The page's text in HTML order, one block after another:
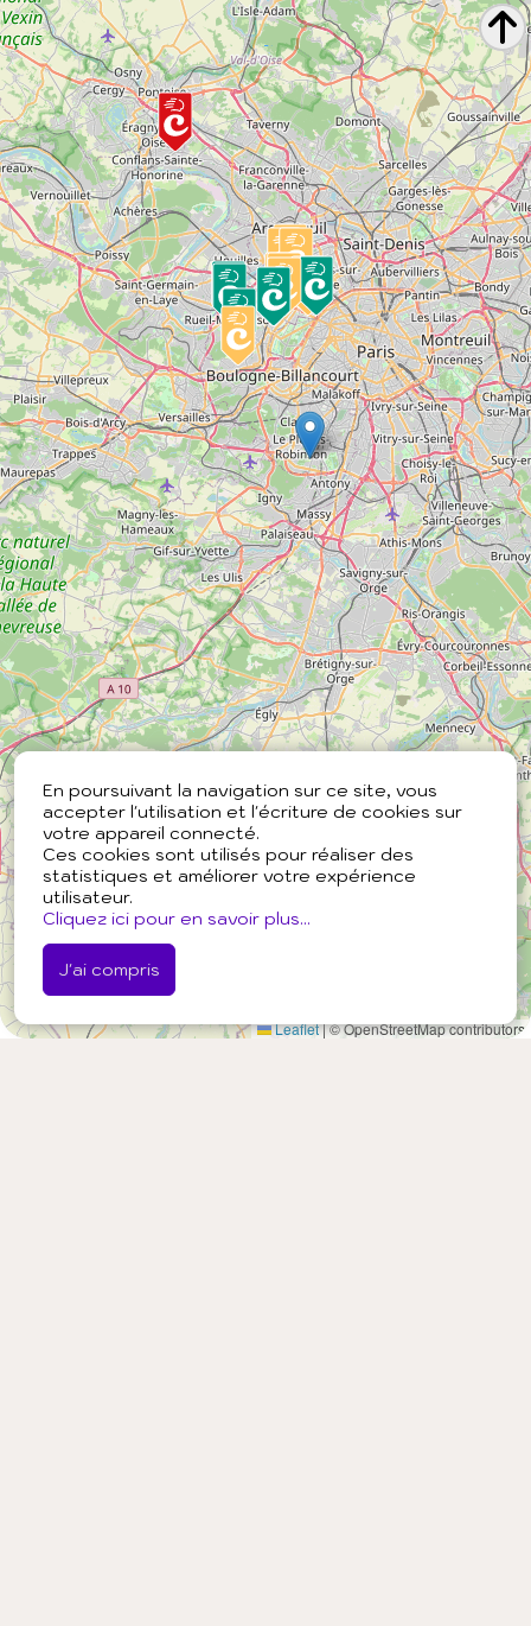
En poursuivant la navigation sur ce site, vous
accepter l'utilisation et l'écriture de cookies sur
votre appareil connecté.
Ces cookies sont utilisés pour réaliser des
statistiques et améliorer votre expérience
utilisateur.
Cliquez ici pour en savoir plus...
J'ai compris
Leaflet|© OpenStreetMap contributors